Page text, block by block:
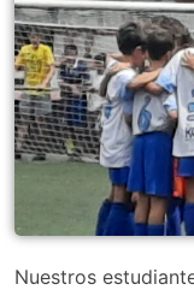
Nuestros